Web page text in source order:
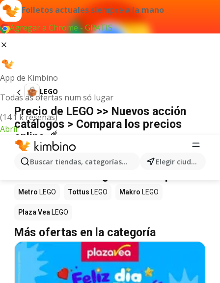
Folletos actuales siempre a la mano
Agregar a Chrome - GRATIS
App de Kimbino
Todas as ofertas num só lugar
(14.1 k reseñas)
Abrir
Buscar tiendas, categorías, productos... Elegir ciudad
LEGO
Precio de LEGO >> Nuevos acción
catálogos > Compara los precios
online ☄️
No hemos encontrado resultados para este
término.
Metro LEGO Tottus LEGO Makro LEGO
Plaza Vea LEGO
Más ofertas en la categoría